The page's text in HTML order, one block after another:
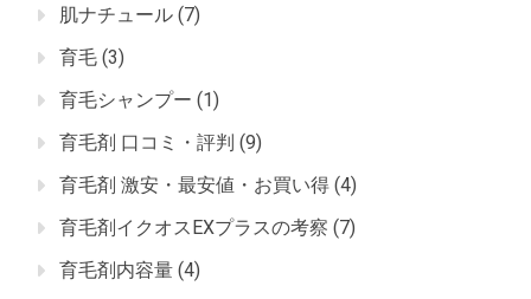
肌ナチュール (7)
育毛 (3)
育毛シャンプー (1)
育毛剤 口コミ・評判 (9)
育毛剤 激安・最安値・お買い得 (4)
育毛剤イクオスEXプラスの考察 (7)
育毛剤内容量 (4)